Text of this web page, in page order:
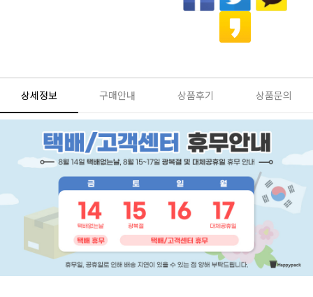
상세정보 구매안내 상품후기 상품문의